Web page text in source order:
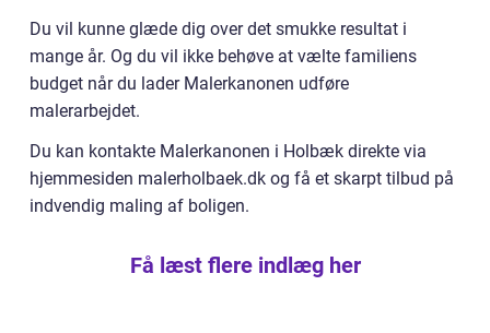
Du vil kunne glæde dig over det smukke resultat i
mange år. Og du vil ikke behøve at vælte familiens
budget når du lader Malerkanonen udføre
malerarbejdet.
Du kan kontakte Malerkanonen i Holbæk direkte via
hjemmesiden malerholbaek.dk og få et skarpt tilbud på
indvendig maling af boligen.
Få læst flere indlæg her